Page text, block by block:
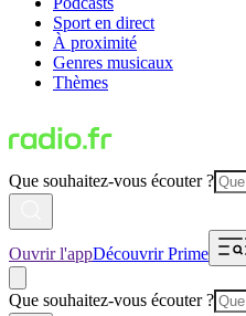
Sport en direct
À proximité
Genres musicaux
Thèmes
Que souhaitez-vous écouter ?
Ouvrir l'appDécouvrir Prime
Que souhaitez-vous écouter ?